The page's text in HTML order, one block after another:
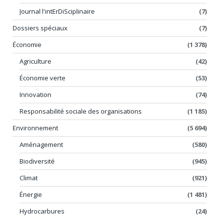
Journal l'intErDiSciplinaire
(7)
Dossiers spéciaux
(7)
Économie
(1 378)
Agriculture
(42)
Économie verte
(53)
Innovation
(74)
Responsabilité sociale des organisations
(1 185)
Environnement
(5 694)
Aménagement
(580)
Biodiversité
(945)
Climat
(921)
Énergie
(1 481)
Hydrocarbures
(24)